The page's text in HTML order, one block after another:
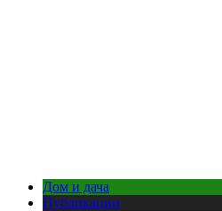
Дом и дача
Публикации